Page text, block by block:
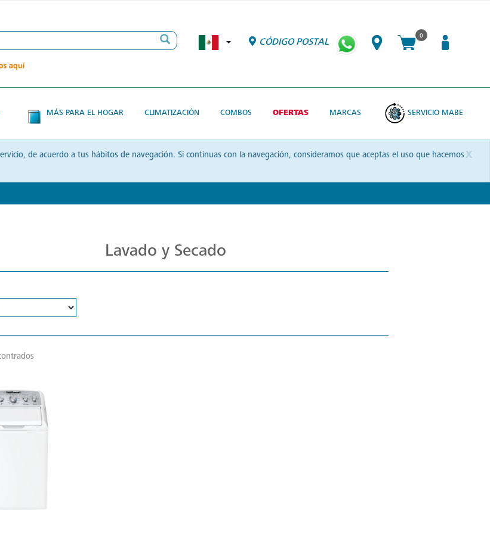
CÓDIGO POSTAL
0
MÁS PARA EL HOGAR CLIMATIZACIÓN COMBOS OFERTAS MARCAS SERVICIO MABE
x
de acuerdo a tus hábitos de navegación. Si continuas con la navegación, consideramos que aceptas el uso que hacemos
Lavado y Secado